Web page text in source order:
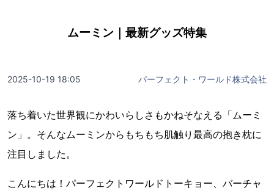
ムーミン｜最新グッズ特集
2025-10-19 18:05 パーフェクト・ワールド株式会社
落ち着いた世界観にかわいらしさもかねそなえる「ムーミ
ン」。そんなムーミンからもちもち肌触り最高の抱き枕に
注目しました。
こんにちは！パーフェクトワールドトーキョー、バーチャ